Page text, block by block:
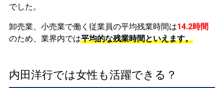
でした。
卸売業、小売業で働く従業員の平均残業時間は14.2時間
のため、業界内では平均的な残業時間といえます。
内田洋行では女性も活躍できる？